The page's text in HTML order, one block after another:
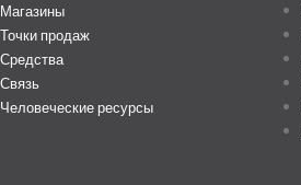
Магазины
Точки продаж
Средства
Связь
Человеческие ресурсы